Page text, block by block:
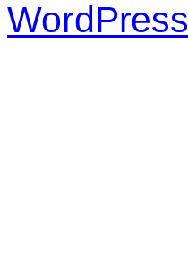
WordPress